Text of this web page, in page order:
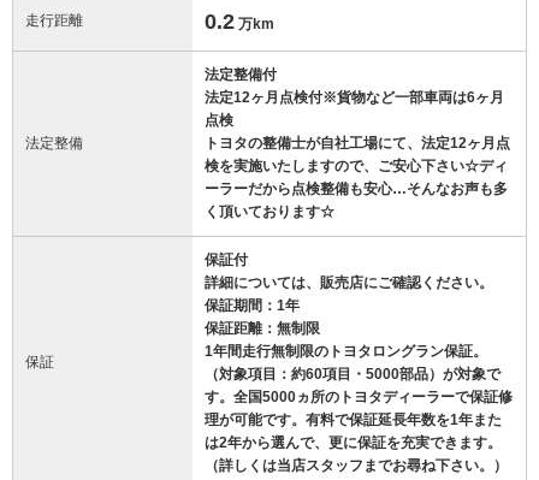
走行距離 0.2 万km
法定整備
法定整備付
法定12ヶ月点検付※貨物など一部車両は6ヶ月
点検
トヨタの整備士が自社工場にて、法定12ヶ月点
検を実施いたしますので、ご安心下さい☆ディ
ーラーだから点検整備も安心…そんなお声も多
く頂いております☆
保証
保証付
詳細については、販売店にご確認ください。
保証期間：1年
保証距離：無制限
1年間走行無制限のトヨタロングラン保証。
（対象項目：約60項目・5000部品）が対象で
す。全国5000ヵ所のトヨタディーラーで保証修
理が可能です。有料で保証延長年数を1年また
は2年から選んで、更に保証を充実できます。
（詳しくは当店スタッフまでお尋ね下さい。）